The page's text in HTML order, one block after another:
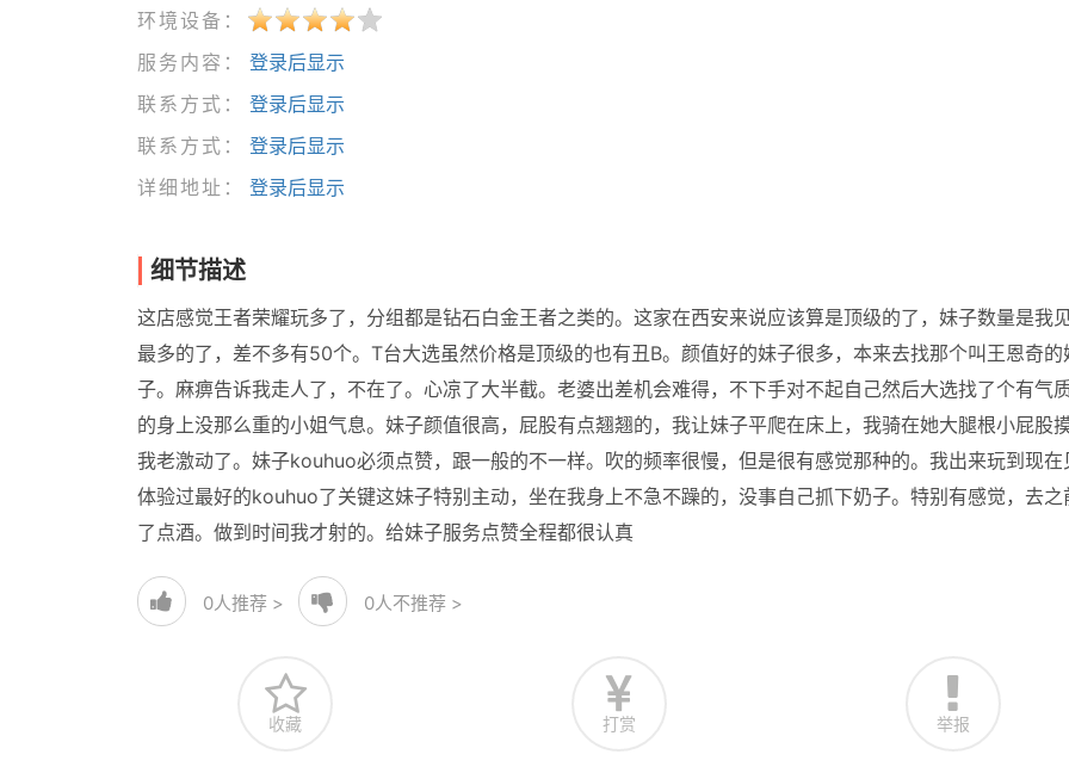
环境设备：
服务内容：
登录后显示
联系方式：
登录后显示
联系方式：
登录后显示
详细地址：
登录后显示
细节描述
这店感觉王者荣耀玩多了，分组都是钻石白金王者之类的。这家在西安来说应该算是顶级的了，妹子数量是我
最多的了，差不多有50个。T台大选虽然价格是顶级的也有丑B。颜值好的妹子很多，本来去找那个叫王恩奇的
子。麻痹告诉我走人了，不在了。心凉了大半截。老婆出差机会难得，不下手对不起自己然后大选找了个有气
的身上没那么重的小姐气息。妹子颜值很高，屁股有点翘翘的，我让妹子平爬在床上，我骑在她大腿根小屁股
我老激动了。妹子kouhuo必须点赞，跟一般的不一样。吹的频率很慢，但是很有感觉那种的。我出来玩到现在
体验过最好的kouhuo了关键这妹子特别主动，坐在我身上不急不躁的，没事自己抓下奶子。特别有感觉，去之
了点酒。做到时间我才射的。给妹子服务点赞全程都很认真
0人推荐 > 0人不推荐 >
收藏 打赏 举报